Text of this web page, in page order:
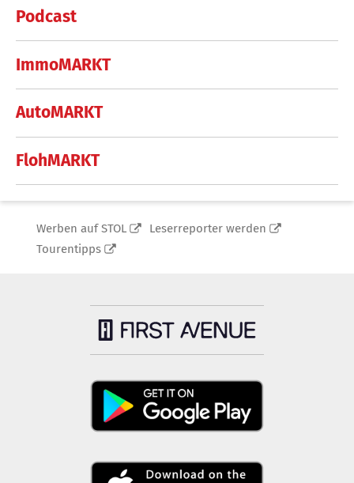
Podcast
ImmoMARKT
AutoMARKT
FlohMARKT
Werben auf STOL
Leserreporter werden
Tourentipps